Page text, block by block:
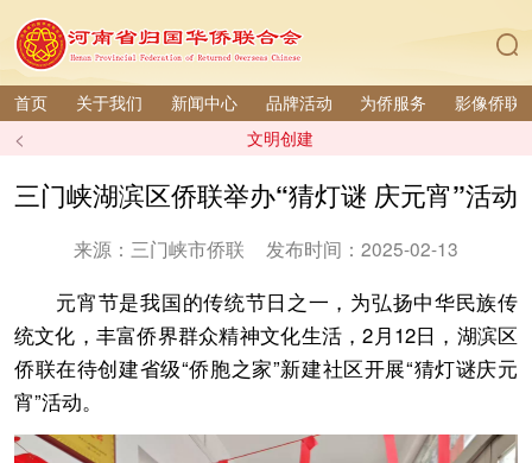
首页 关于我们 新闻中心 品牌活动 为侨服务 影像侨联
< 文明创建
三门峡湖滨区侨联举办“猜灯谜 庆元宵”活动
来源：三门峡市侨联 发布时间：2025-02-13
元宵节是我国的传统节日之一，为弘扬中华民族传
统文化，丰富侨界群众精神文化生活，2月12日，湖滨区
侨联在待创建省级“侨胞之家”新建社区开展“猜灯谜庆元
宵”活动。